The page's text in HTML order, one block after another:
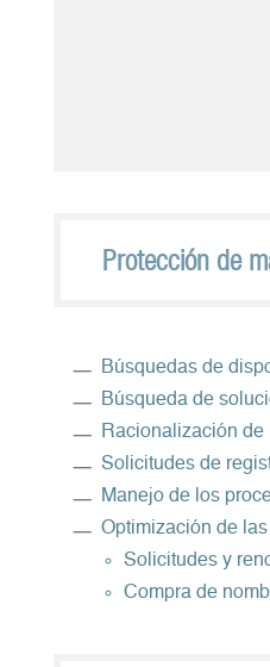
Protección de
Búsquedas de
Búsqueda de
Racionalización
Solicitudes de
Manejo de los
Optimización de
Solicitudes y
Compra de